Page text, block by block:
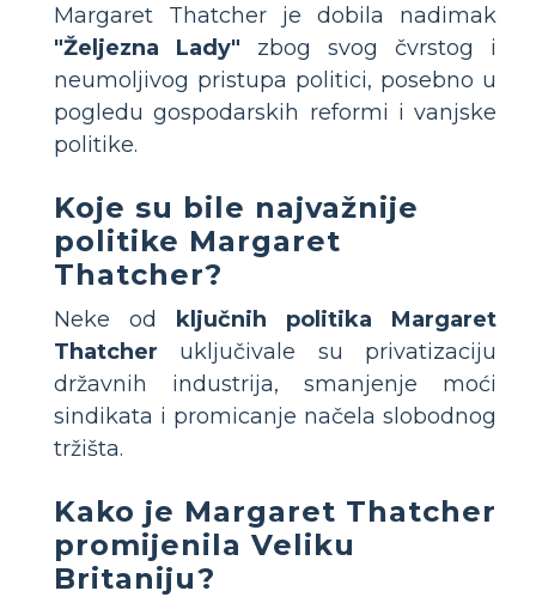
Margaret Thatcher je dobila nadimak
"Željezna Lady" zbog svog čvrstog i
neumoljivog pristupa politici, posebno u
pogledu gospodarskih reformi i vanjske
politike.
Koje su bile najvažnije
politike Margaret
Thatcher?
Neke od
ključnih politika Margaret
Thatcher uključivale su privatizaciju
državnih industrija, smanjenje moći
sindikata i promicanje načela slobodnog
tržišta.
Kako je Margaret Thatcher
promijenila Veliku
Britaniju?